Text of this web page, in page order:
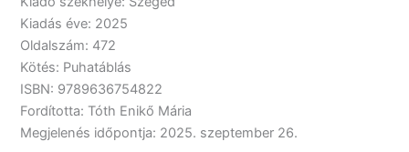
Kiadás éve: 2025
Oldalszám: 472
Kötés: Puhatáblás
ISBN: 9789636754822
Fordította: Tóth Enikő Mária
Megjelenés időpontja: 2025. szeptember 26.